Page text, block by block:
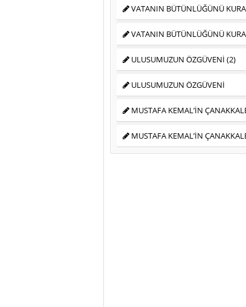
VATANIN BÜTÜNLÜĞÜNÜ
VATANIN BÜTÜNLÜĞÜNÜ
ULUSUMUZUN ÖZGÜVENİ (2)
ULUSUMUZUN ÖZGÜVENİ
MUSTAFA KEMAL’İN
MUSTAFA KEMAL’İN